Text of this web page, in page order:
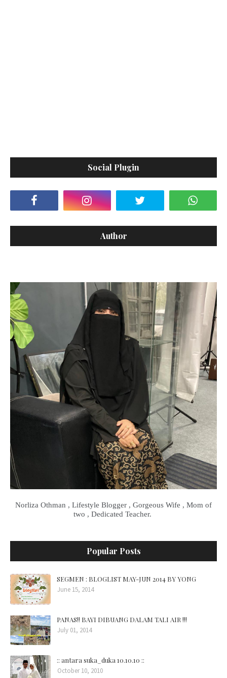
Social Plugin
Author
Norliza Othman , Lifestyle Blogger , Gorgeous Wife , Mom of
two , Dedicated Teacher.
Popular Posts
SEGMEN : BLOGLIST MAY-JUN 2014 BY YONG
June 15, 2014
PANAS!! BAYI DIBUANG DALAM TALI AIR !!!
July 01, 2014
:: antara suka_duka 10.10.10 ::
October 10, 2010